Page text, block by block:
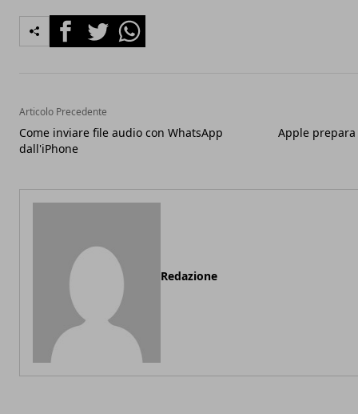
FacebookTwitterWhatsapp
Articolo Precedente
Come inviare file audio con WhatsApp
dall'iPhone
Apple
Redazione